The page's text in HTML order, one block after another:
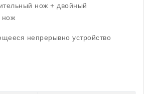
нож + двойный
нож
непрерывно устройство